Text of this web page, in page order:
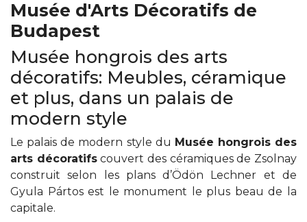
Musée d'Arts Décoratifs de
Budapest
Musée hongrois des arts
décoratifs: Meubles, céramique
et plus, dans un palais de
modern style
Le palais de modern style du Musée hongrois des
arts décoratifscouvert des céramiques de Zsolnay
construit selon les plans d’Ödön Lechner et de
Gyula Pártos est le monument le plus beau de la
capitale.